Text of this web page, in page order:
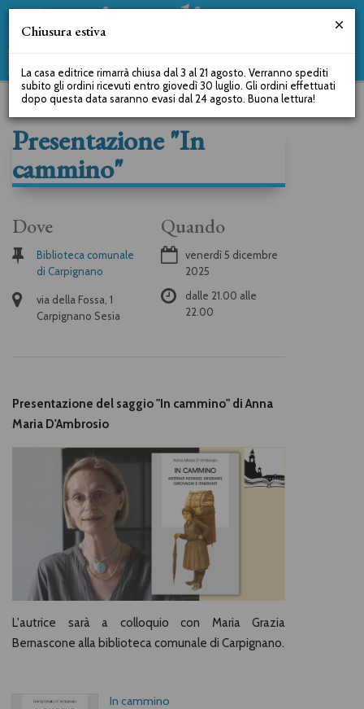
Presentazione "In
cammino"
Dove
Biblioteca comunale
di Carpignano
via della Fossa, 1
Carpignano Sesia
Quando
venerdì 5 dicembre
2025
dalle 21.00 alle
22.00
Presentazione del saggio "In cammino" di Anna
Maria D'Ambrosio
L'autrice sarà a colloquio con Maria Grazia
Bernascone alla biblioteca comunale di Carpignano.
In cammino
Chiusura estiva
La casa editrice rimarrà chiusa dal 3 al 21 agosto. Verranno spediti
subito gli ordini ricevuti entro giovedì 30 luglio. Gli ordini effettuati
dopo questa data saranno evasi dal 24 agosto. Buona lettura!